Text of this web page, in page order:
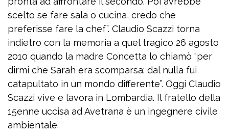
scelto se fare sala o cucina, credo che
preferisse fare la chef”. Claudio Scazzi torna
indietro con la memoria a quel tragico 26 agosto
2010 quando la madre Concetta lo chiamò “per
dirmi che Sarah era scomparsa: dal nulla fui
catapultato in un mondo differente”. Oggi Claudio
Scazzi vive e lavora in Lombardia. Il fratello della
15enne uccisa ad Avetrana è un ingegnere civile
ambientale.